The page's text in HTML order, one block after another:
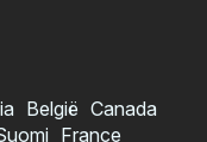
België Canada
France